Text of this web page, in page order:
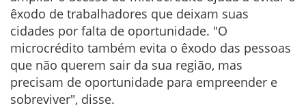
êxodo de trabalhadores que deixam suas
cidades por falta de oportunidade. "O
microcrédito também evita o êxodo das pessoas
que não querem sair da sua região, mas
precisam de oportunidade para empreender e
sobreviver", disse.